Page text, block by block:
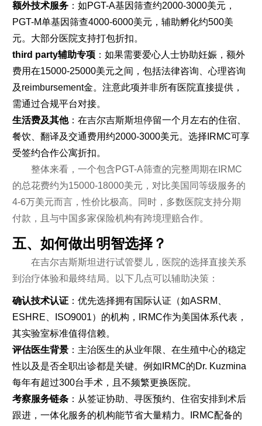
额外技术服务：如PGT-A基因筛查约2000-3000美元，
PGT-M单基因筛查4000-6000美元，辅助孵化约500美
元。大部分医院支持打包折扣。
third party辅助专项：如果需要爱心人士协助妊娠，额外
费用在15000-25000美元之间，包括法律咨询、心理咨询
及reimbursement金。注意此项并非所有医院直接提供，
需通过合规平台对接。
生活费及其他：在吉尔吉斯斯坦停留一个月左右的住宿、
餐饮、翻译及交通费用约2000-3000美元。选择IRMC可享
受签约合作公寓折扣。
整体来看，一个包含PGT-A筛查的完整周期在IRMC
的总花费约为15000-18000美元，对比美国同等级服务的
4-6万美元而言，性价比极高。同时，多数医院支持分期
付款，且与中国多家保险机构有跨境理赔合作。
五、如何做出明智选择？
在吉尔吉斯斯坦进行试管婴儿，医院的选择直接关系
到治疗体验和最终结局。以下几点可以辅助决策：
确认技术认证：优先选择拥有国际认证（如ASRM、
ESHRE、ISO9001）的机构，IRMC作为美国体系代表，
其实验室标准值得信赖。
评估医生背景：主治医生的从业年限、在生殖中心的稳定
性以及是否全职出诊都是关键。例如IRMC的Dr. Kuzmina
每年有超过300台手术，且不频繁更换医院。
考察服务链条：从签证协助、寻医预约、住宿安排到术后
跟进，一体化服务的机构能节省大量精力。IRMC配备的